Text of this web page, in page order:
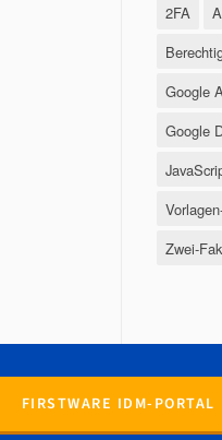
2FA
Google
Google
Zwei-
FIRSTWARE IDM-PORTAL